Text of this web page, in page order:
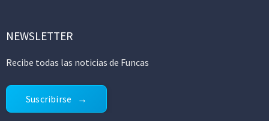
NEWSLETTER
Recibe todas las noticias de Funcas
Suscribirse